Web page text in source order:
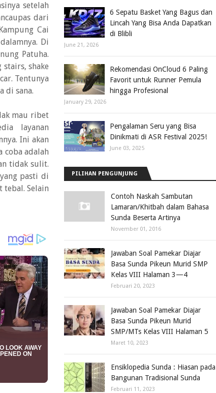
setelah
dari
Cai
Di
Patuha.
shake
Tentunya
di sana.
mau ribet
layanan
Ini akan
coba adalah
tidak sulit.
pasti di
tebal. Selain
6 Sepatu Basket Yang Bagus dan
Lincah Yang Bisa Anda Dapatkan
di Blibli
June 21, 2026
Rekomendasi OnCloud 6 Paling
Favorit untuk Runner Pemula
hingga Profesional
January 29, 2026
Pengalaman Seru yang Bisa
Dinikmati di ASR Festival 2025!
June 03, 2025
PILIHAN PENGUNJUNG
Contoh Naskah Sambutan
Lamaran/Khitbah dalam Bahasa
Sunda Beserta Artinya
November 01, 2016
Jawaban Soal Pamekar Diajar
Basa Sunda Pikeun Murid SMP
Kelas VIII Halaman 3—4
Februari 20, 2023
Jawaban Soal Pamekar Diajar
Basa Sunda Pikeun Murid
SMP/MTs Kelas VIII Halaman 5
Maret 10, 2023
Ensiklopedia Sunda : Hiasan pada
Bangunan Tradisional Sunda
Februari 11, 2023